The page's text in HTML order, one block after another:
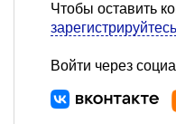
Чтобы оставить
зарегистрируйтесь
Войти через